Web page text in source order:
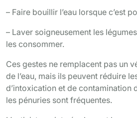
– Faire bouillir l’eau lorsque c’est
– Laver soigneusement les
les consommer.
Ces gestes ne remplacent pas un
de l’eau, mais ils peuvent réduire
d’intoxication et de contamination
les pénuries sont fréquentes.